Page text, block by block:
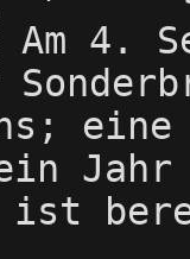
Am 4.
eine
Jahr
ist